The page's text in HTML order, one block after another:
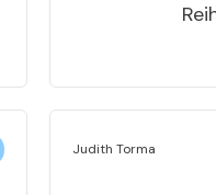
Judith Torma